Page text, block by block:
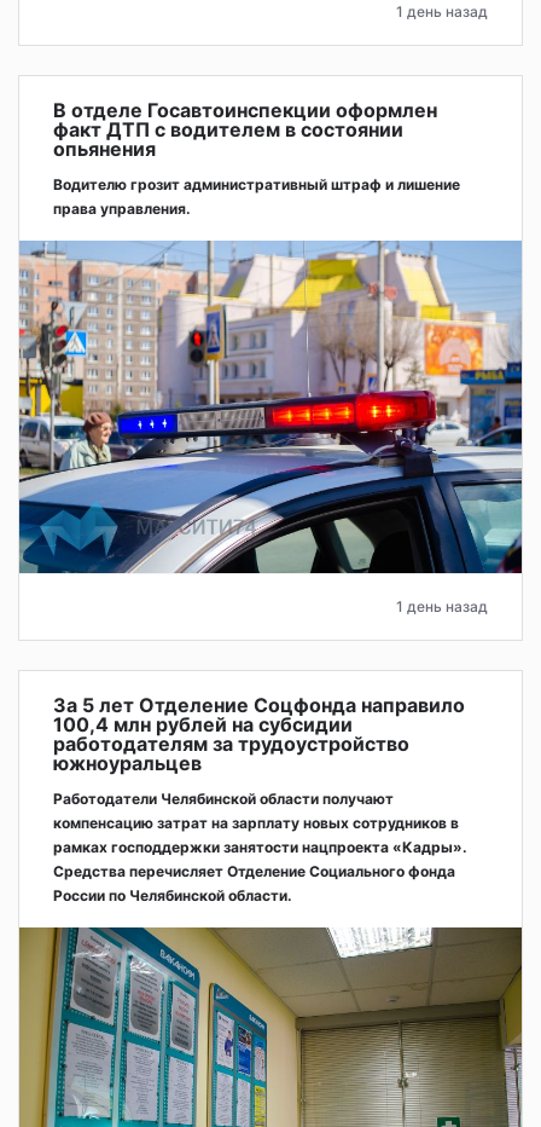
1 день назад
В отделе Госавтоинспекции оформлен
факт ДТП с водителем в состоянии
опьянения
Водителю грозит административный штраф и лишение
права управления.
1 день назад
За 5 лет Отделение Соцфонда направило
100,4 млн рублей на субсидии
работодателям за трудоустройство
южноуральцев
Работодатели Челябинской области получают
компенсацию затрат на зарплату новых сотрудников в
рамках господдержки занятости нацпроекта «Кадры».
Средства перечисляет Отделение Социального фонда
России по Челябинской области.